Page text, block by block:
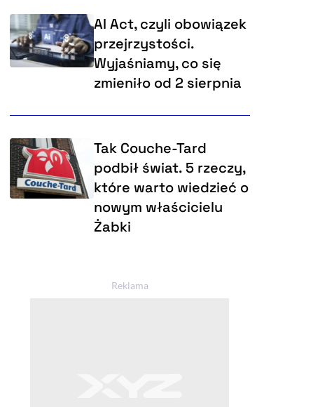
AI Act, czyli obowiązek
przejrzystości.
Wyjaśniamy, co się
zmieniło od 2 sierpnia
Tak Couche-Tard
podbił świat. 5 rzeczy,
które warto wiedzieć o
nowym właścicielu
Żabki